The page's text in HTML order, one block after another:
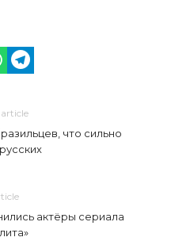
что сильно
актёры сериала